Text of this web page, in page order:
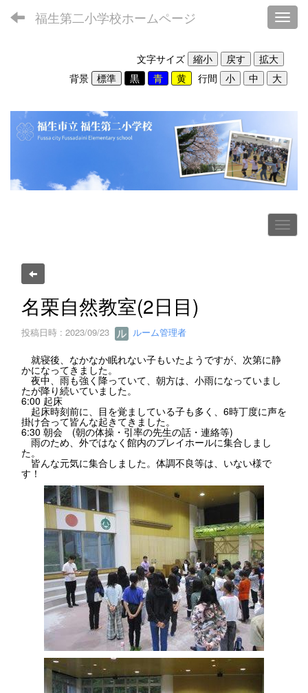
福生第二小学校ホームページ
文字サイズ
背景
行間
名栗自然教室(2日目)
投稿日時 : 2023/09/23 ルーム管理者
就寝後、なかなか眠れない子もいたようですが、次第に静
かになってきました。
夜中、雨も強く降っていて、朝方は、小雨になっていまし
たが降り続いていました。
6:00 起床
起床時刻前に、目を覚ましている子も多く、6時丁度に声を
掛け合って皆んな起きてきました。
6:30 朝会 (朝の体操・引率の先生の話・連絡等)
雨のため、外ではなく館内のプレイホールに集合しまし
た。
皆んな元気に集合しました。体調不良等は、いない様で
す！